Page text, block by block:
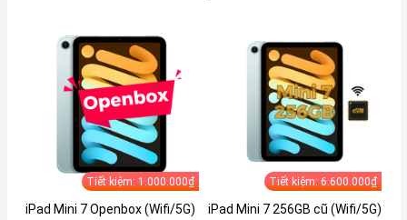
Tiết kiệm: 1.000.000₫
iPad Mini 7 Openbox (Wifi/5G)
Tiết kiệm: 6.600.000₫
iPad Mini 7 256GB cũ (Wifi/5G)